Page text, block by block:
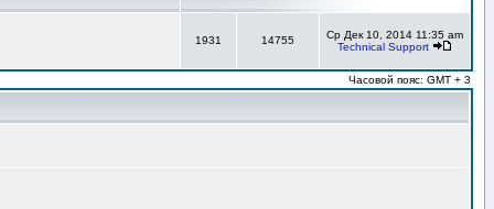
1931 14755
Ср Дек 10, 2014 11:35 am
Technical Support
Часовой пояс: GMT + 3